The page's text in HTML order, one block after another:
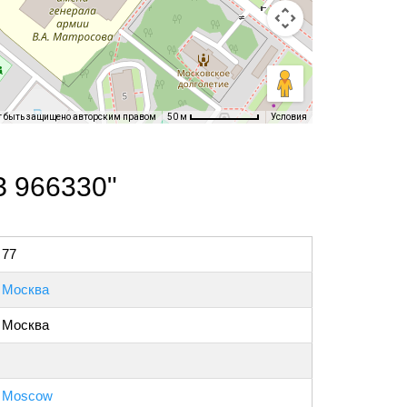
быть защищено авторским правом 50 м Условия
966330"
77
Москва
Москва
Moscow